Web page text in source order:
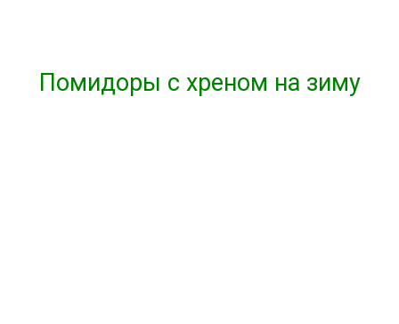
Помидоры с хреном на зиму